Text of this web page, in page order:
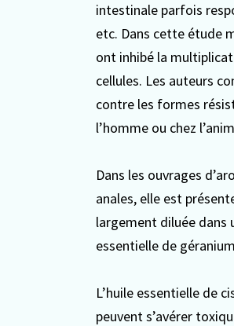
intestinale parfois
etc. Dans cette étude
ont inhibé la
cellules. Les auteurs
contre les formes
l’homme ou chez
Dans les ouvrages
anales, elle est
largement diluée dans
essentielle de
L’huile essentielle de
peuvent s’avérer